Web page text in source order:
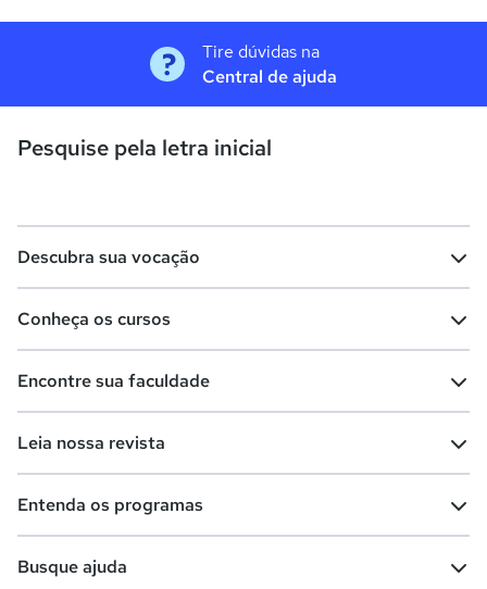
Tire dúvidas na
Central de ajuda
Pesquise pela letra inicial
Descubra sua vocação
Conheça os cursos
Cursos técnicos
Escolas
Encontre sua faculdade
Comunidade Quero
Leia nossa revista
Profissões
Entenda os programas
Busque ajuda